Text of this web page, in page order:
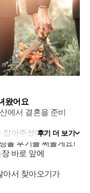
왔어요
에서 결혼을 준비
잡아주셨어요
홀 후기를 써볼게요!
바로 앞에
아서 찾아오기가
후기 더 보기